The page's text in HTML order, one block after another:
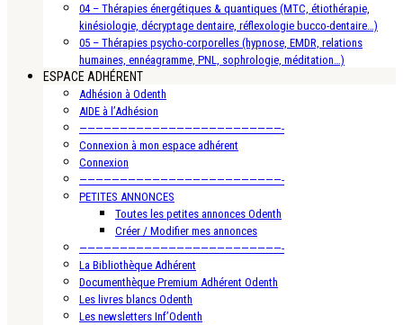
04 – Thérapies énergétiques & quantiques (MTC, étiothérapie,
kinésiologie, décryptage dentaire, réflexologie bucco-dentaire…)
05 – Thérapies psycho-corporelles (hypnose, EMDR, relations
humaines, ennéagramme, PNL, sophrologie, méditation…)
ESPACE ADHÉRENT
Adhésion à Odenth
AIDE à l’Adhésion
—————————————————————————-
Connexion à mon espace adhérent
Connexion
—————————————————————————-
PETITES ANNONCES
Toutes les petites annonces Odenth
Créer / Modifier mes annonces
—————————————————————————-
La Bibliothèque Adhérent
Documenthèque Premium Adhérent Odenth
Les livres blancs Odenth
Les newsletters Inf’Odenth